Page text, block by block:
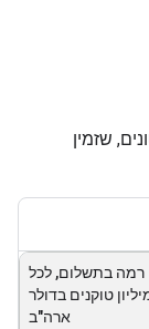
שזמין
רמה בתשלום, לכל
טוקנים בדולר
ארה"ב